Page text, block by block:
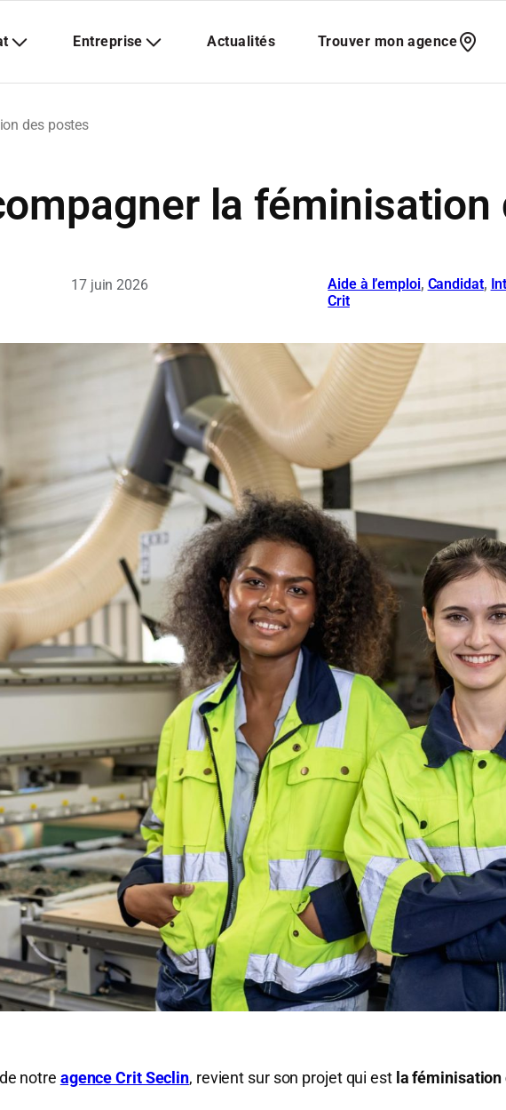
des postes
la féminisation
17 juin 2026 Aide à l’emploi, Candidat,
Crit
notre agence Crit Seclin, revient sur son projet qui est la féminisation